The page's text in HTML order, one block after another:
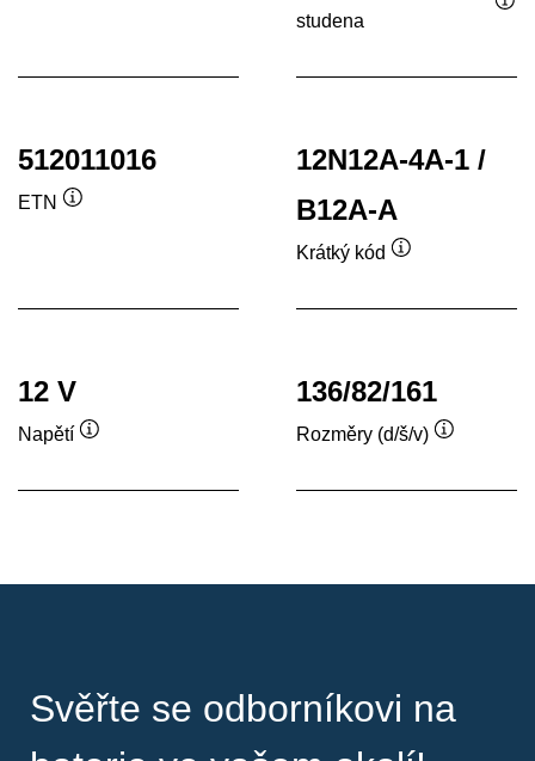
studena
512011016
ETN
12N12A-4A-1 /
B12A-A
Krátký kód
12 V
Napětí
136/82/161
Rozměry (d/š/v)
Svěřte se odborníkovi na